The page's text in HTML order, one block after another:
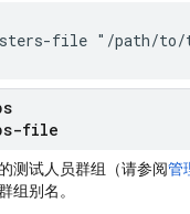
file "/path/to/
file
测试人员群组（请参阅管
组别名。